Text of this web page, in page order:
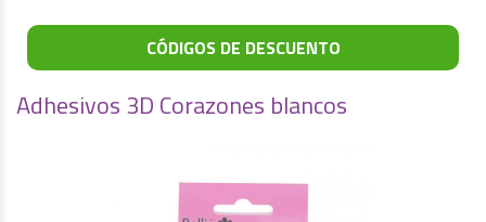
CÓDIGOS DE DESCUENTO
Adhesivos 3D Corazones blancos